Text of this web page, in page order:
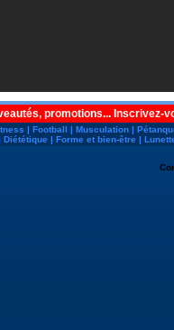
promotions... Inscrivez-
| Football | Musculation |
Diététique | Forme et bien-être |